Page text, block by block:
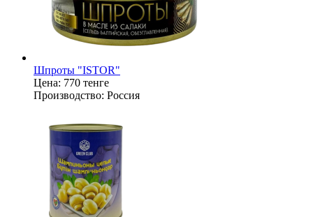
Шпроты "ISTOR"
Цена: 770 тенге
Производство: Россия